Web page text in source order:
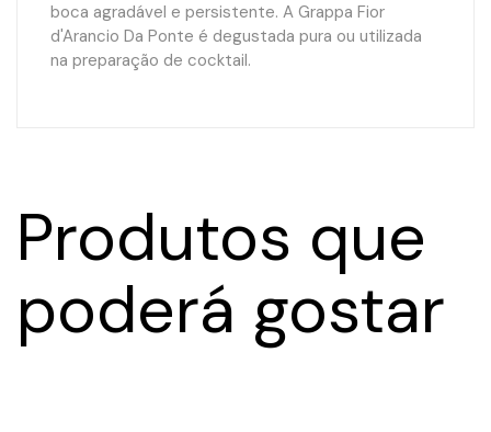
boca agradável e persistente. A Grappa Fior
d'Arancio Da Ponte é degustada pura ou utilizada
na preparação de cocktail.
Produtos que
poderá gostar